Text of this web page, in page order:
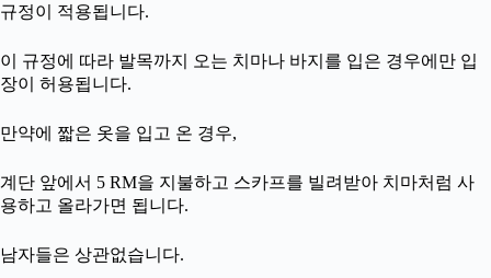
규정이 적용됩니다.
이 규정에 따라 발목까지 오는 치마나 바지를 입은 경우에만 입
장이 허용됩니다.
만약에 짧은 옷을 입고 온 경우,
계단 앞에서 5 RM을 지불하고 스카프를 빌려받아 치마처럼 사
용하고 올라가면 됩니다.
남자들은 상관없습니다.